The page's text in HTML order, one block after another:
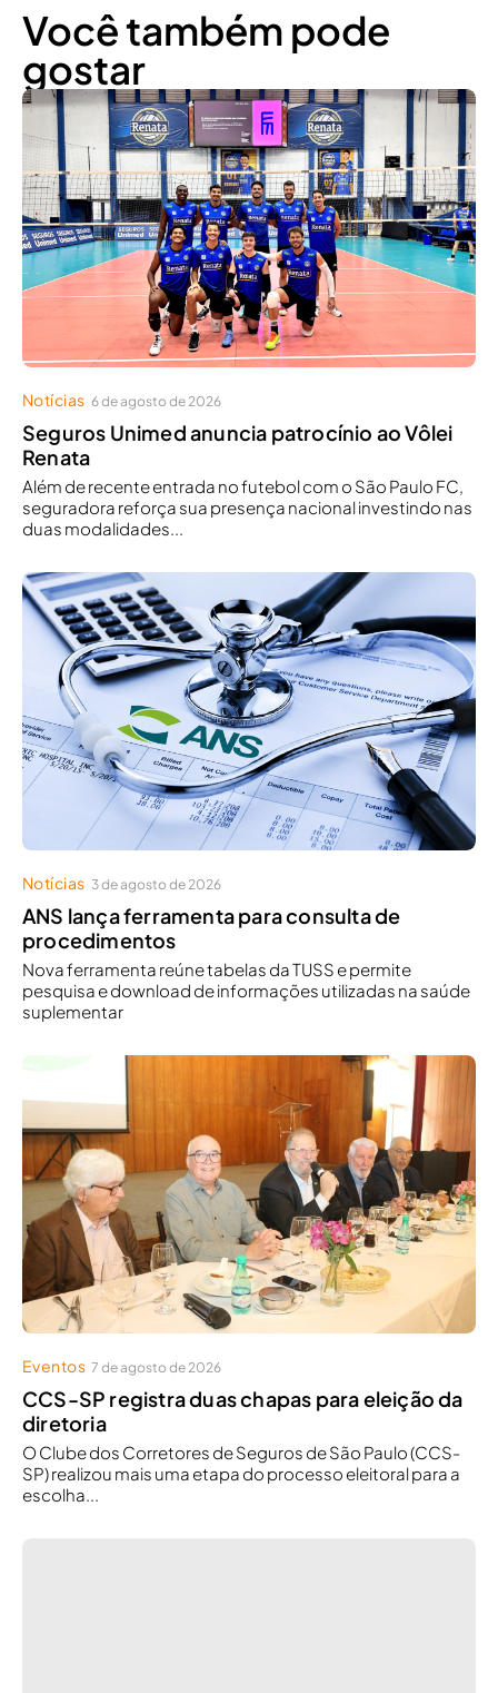
Você também pode
gostar
Notícias 6 de agosto de 2026
Seguros Unimed anuncia patrocínio ao Vôlei
Renata
Além de recente entrada no futebol com o São Paulo FC,
seguradora reforça sua presença nacional investindo nas
duas modalidades...
Notícias 3 de agosto de 2026
ANS lança ferramenta para consulta de
procedimentos
Nova ferramenta reúne tabelas da TUSS e permite
pesquisa e download de informações utilizadas na saúde
suplementar
Eventos 7 de agosto de 2026
CCS-SP registra duas chapas para eleição da
diretoria
O Clube dos Corretores de Seguros de São Paulo (CCS-
SP) realizou mais uma etapa do processo eleitoral para a
escolha...